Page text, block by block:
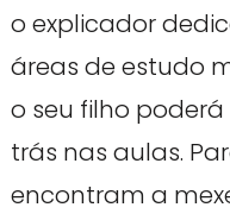
o explicador
áreas de estudo
o seu filho
trás nas aulas.
encontram a